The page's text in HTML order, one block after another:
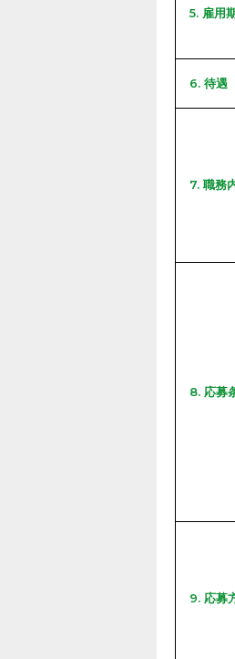
5. 雇用
6. 待遇
7. 職務
8. 応募
9. 応募